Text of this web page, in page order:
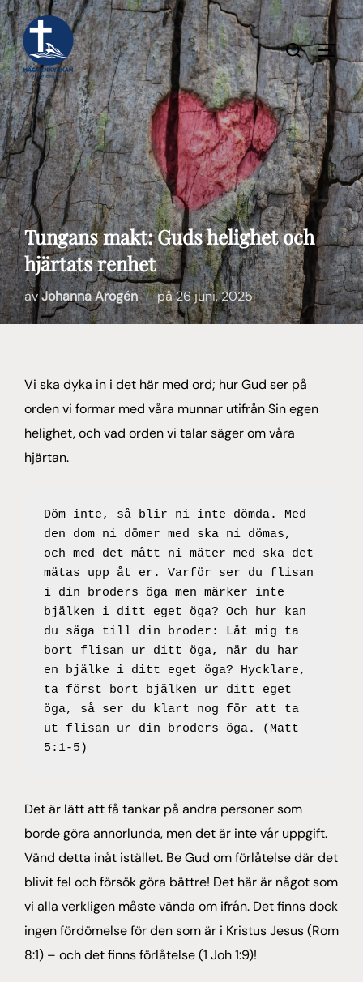
Hoppa
till
innehåll
Sök
efter:
SLÅ
Tungans makt: Guds helighet och
hjärtats renhet
avJohanna Arogén påPublicerat
den
26 juni, 2025
Vi ska dyka in i det här med ord; hur Gud ser på
orden vi formar med våra munnar utifrån Sin egen
helighet, och vad orden vi talar säger om våra
hjärtan.
Döm inte, så blir ni inte dömda. Med
den dom ni dömer med ska ni dömas,
och med det mått ni mäter med ska det
mätas upp åt er. Varför ser du flisan
i din broders öga men märker inte
bjälken i ditt eget öga? Och hur kan
du säga till din broder: Låt mig ta
bort flisan ur ditt öga, när du har
en bjälke i ditt eget öga? Hycklare,
ta först bort bjälken ur ditt eget
öga, så ser du klart nog för att ta
ut flisan ur din broders öga. (Matt
5:1-5)
Det är lätt att få tankar på andra personer som
borde göra annorlunda, men det är inte vår uppgift.
Vänd detta inåt istället. Be Gud om förlåtelse där det
blivit fel och försök göra bättre! Det här är något som
vi alla verkligen måste vända om ifrån. Det finns dock
ingen fördömelse för den som är i Kristus Jesus (Rom
8:1) – och det finns förlåtelse (1 Joh 1:9)!